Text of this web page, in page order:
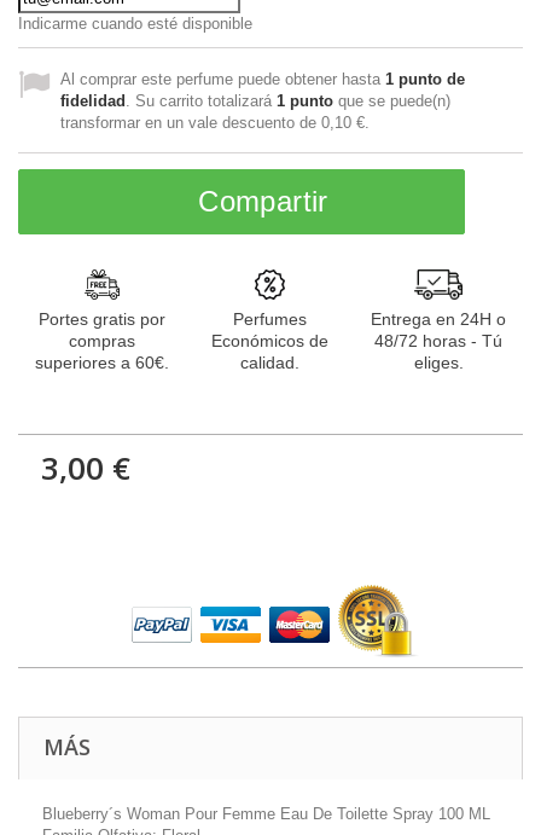
Indicarme cuando esté disponible
Al comprar este perfume puede obtener hasta 1 punto de
fidelidad . Su carrito totalizará 1 punto que se puede(n)
transformar en un vale descuento de 0,10 €
Compartir
Portes gratis por
compras
superiores a 60€.
Perfumes
Económicos de
calidad.
Entrega en 24H o
48/72 horas - Tú
eliges.
3,00 €
MÁS
Blueberry´s Woman Pour Femme Eau De Toilette Spray 100 ML